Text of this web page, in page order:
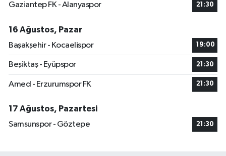
Gaziantep FK - Alanyaspor 21:30
16 Ağustos, Pazar
Başakşehir - Kocaelispor
19:00
Beşiktaş - Eyüpspor 21:30
Amed - Erzurumspor FK 21:30
17 Ağustos, Pazartesi
Samsunspor - Göztepe
21:30